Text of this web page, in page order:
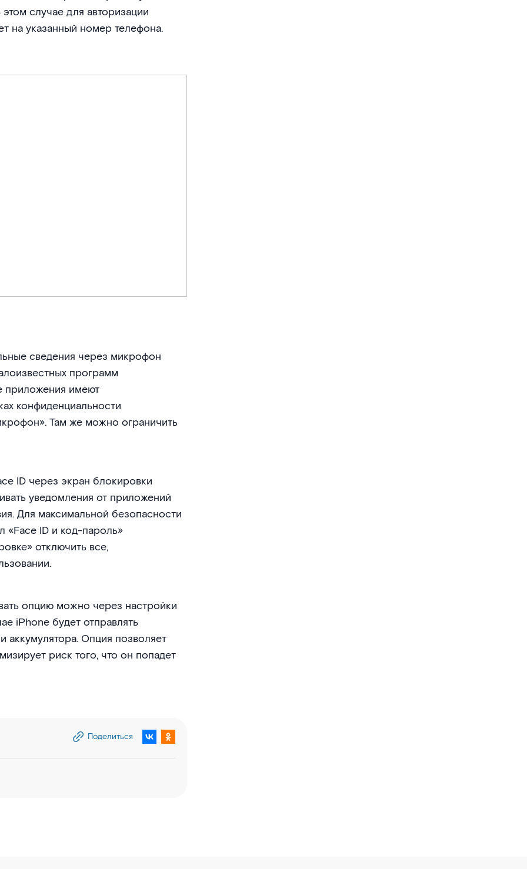
случае для авторизации
на указанный номер телефона.
сведения через микрофон
программ
приложения имеют
конфиденциальности
Там же можно ограничить
ID через экран блокировки
уведомления от приложений
Для максимальной безопасности
«Face ID и код-пароль»
отключить все,
опцию можно через настройки
iPhone будет отправлять
аккумулятора. Опция позволяет
риск того, что он попадет
Поделиться